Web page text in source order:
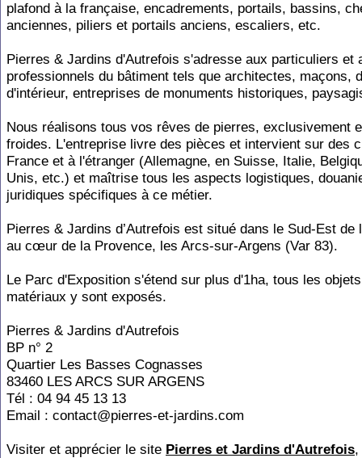
plafond à la française, encadrements, portails, bassins,
anciennes, piliers et portails anciens, escaliers, etc.
Pierres & Jardins d'Autrefois s'adresse aux particuliers et
professionnels du bâtiment tels que architectes, maçons,
d'intérieur, entreprises de monuments historiques,
Nous réalisons tous vos rêves de pierres, exclusivement
froides. L'entreprise livre des pièces et intervient sur des
France et à l'étranger (Allemagne, en Suisse, Italie,
Unis, etc.) et maîtrise tous les aspects logistiques,
juridiques spécifiques à ce métier.
Pierres & Jardins d’Autrefois est situé dans le Sud-Est de
au cœur de la Provence, les Arcs-sur-Argens (Var 83).
Le Parc d'Exposition s'étend sur plus d'1ha, tous les
matériaux y sont exposés.
Pierres & Jardins d'Autrefois
BP n° 2
Quartier Les Basses Cognasses
83460 LES ARCS SUR ARGENS
Tél : 04 94 45 13 13
Email : contact@pierres-et-jardins.com
Visiter et apprécier le site Pierres et Jardins d'Autrefois,